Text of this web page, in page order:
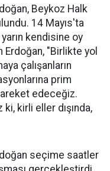
Beykoz Halk
14 Mayıs'ta
kendisine oy
"Birlikte yol
çalışanların
prim
edeceğiz.
kirli eller dışında,
seçime saatler